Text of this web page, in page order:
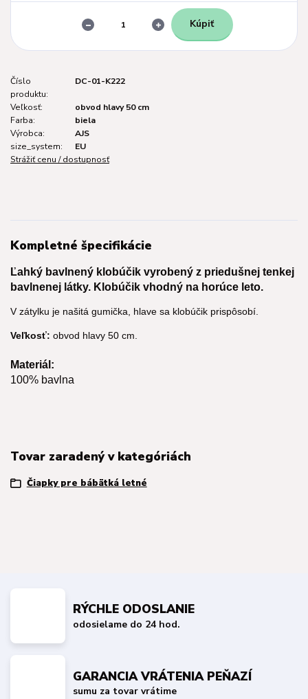
Kúpiť
Číslo
produktu:
DC-01-K222
Veľkosť:
obvod hlavy 50 cm
Farba:
biela
Výrobca:
AJS
size_system:
EU
Strážiť cenu / dostupnosť
Kompletné špecifikácie
Ľahký bavlnený klobúčik vyrobený z priedušnej tenkej
bavlnenej látky. Klobúčik vhodný na horúce leto.
V zátylku je našitá gumička, hlave sa klobúčik prispôsobí.
Veľkosť: obvod hlavy 50 cm.
Materiál:
100% bavlna
Tovar zaradený v kategóriách
Čiapky pre bábätká letné
RÝCHLE ODOSLANIE
odosielame do 24 hod.
GARANCIA VRÁTENIA PEŇAZÍ
sumu za tovar vrátime